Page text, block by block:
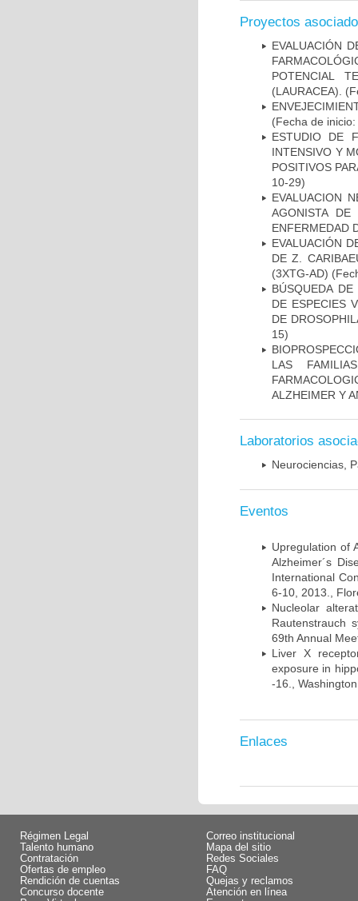
Proyectos
EVALUACIÓN
POTENCIAL
(LAURACEA).
(Fecha de
ESTUDIO DE
INTENSIVO Y
POSITIVOS
10-29)
EVALUACION
AGONISTA
ENFERMEDAD
EVALUACIÓN
DE Z.
(3XTG-AD)
BÚSQUEDA
DE ESPECIES
DE
15)
LAS
ALZHEIMER Y
Laboratorios
Neurociencias,
Eventos
Upregulation of
Alzheimer´s
International
6-10, 2013.,
Nucleolar
Rautenstrauch
69th Annual
Liver X
exposure in
-16.,
Enlaces
Régimen Legal
Talento humano
Contratación
Ofertas de empleo
Rendición de cuentas
Concurso docente
Correo institucional
Mapa del sitio
Redes Sociales
FAQ
Quejas y reclamos
Atención en línea